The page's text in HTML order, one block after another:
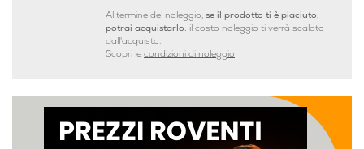
Al termine del noleggio, se il prodotto ti è piaciuto,
potrai acquistarlo: il costo noleggio ti verrà scalato
dall'acquisto.
Scopri le condizioni di noleggio